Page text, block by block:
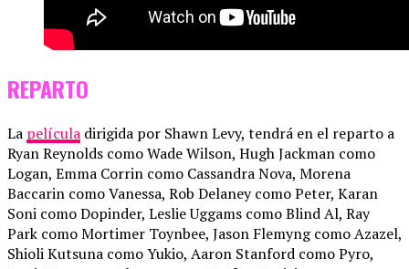
REPARTO
La película dirigida por Shawn Levy, tendrá en el reparto a
Ryan Reynolds como Wade Wilson, Hugh Jackman como
Logan, Emma Corrin como Cassandra Nova, Morena
Baccarin como Vanessa, Rob Delaney como Peter, Karan
Soni como Dopinder, Leslie Uggams como Blind Al, Ray
Park como Mortimer Toynbee, Jason Flemyng como Azazel,
Shioli Kutsuna como Yukio, Aaron Stanford como Pyro,